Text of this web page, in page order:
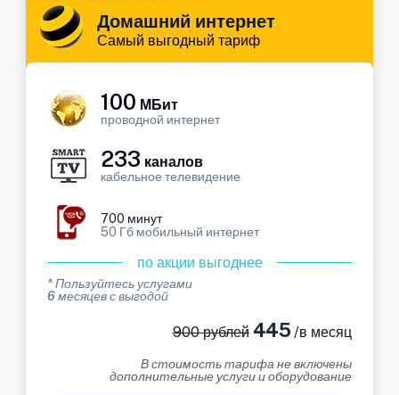
Домашний интернет
Самый выгодный тариф
100 МБит
проводной интернет
233 каналов
кабельное телевидение
700 минут
50 Гб мобильный интернет
по акции выгоднее
* Пользуйтесь услугами
6 месяцев с выгодой
900 рублей445 /в месяц
В стоимость тарифа не включены
дополнительные услуги и оборудование